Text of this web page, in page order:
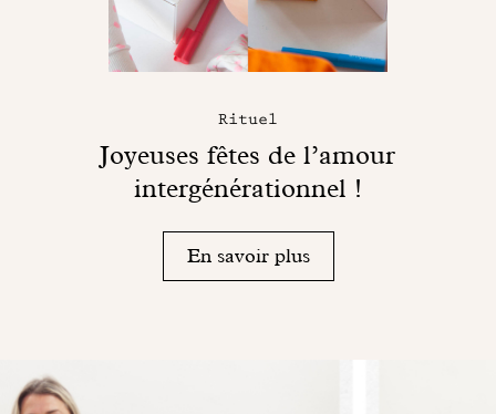
Rituel
Joyeuses fêtes de l’amour
intergénérationnel !
En savoir plus